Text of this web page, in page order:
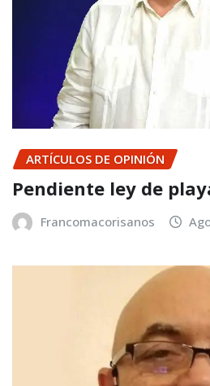
ARTÍCULOS DE OPINIÓN
Pendiente ley de
Francomacorisanos